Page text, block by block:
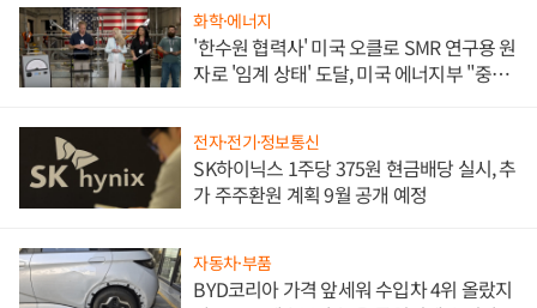
화학·에너지
'한수원 협력사' 미국 오클로 SMR 연구용 원
자로 '임계 상태' 도달, 미국 에너지부 "중요
전자·전기·정보통신
SK하이닉스 1주당 375원 현금배당 실시, 추
가 주주환원 계획 9월 공개 예정
자동차·부품
BYD코리아 가격 앞세워 수입차 4위 올랐지